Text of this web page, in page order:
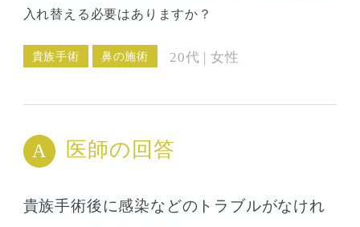
入れ替える必要はありますか？
貴族手術 鼻の施術 20代 | 女性
医師の回答
貴族手術後に感染などのトラブルがなけれ